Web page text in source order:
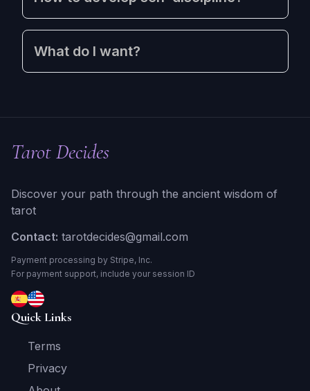
What do I want?
Tarot Decides
Discover your path through the ancient wisdom of
tarot
Contact: tarotdecides@gmail.com
Payment processing by Stripe, Inc.
For payment support, include your session ID
Quick Links
Terms
Privacy